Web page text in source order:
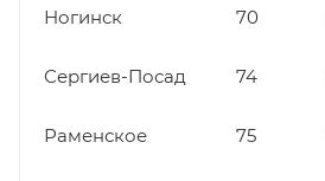
Ногинск 70
Сергиев-Посад 74
Раменское 75